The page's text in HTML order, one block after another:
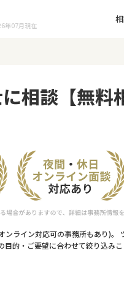
年07月現在
相談【無料
ライン対応可の事務所もあり)。
的・ご要望に合わせて絞り込み